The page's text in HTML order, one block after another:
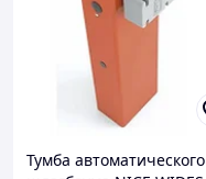
Тумба автоматического